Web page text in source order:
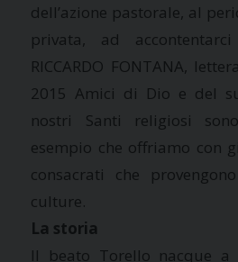
dell’azione pastorale, al
privata, ad
RICCARDO FONTANA,
2015 Amici di Dio e del
nostri Santi religiosi
esempio che offriamo con
consacrati che
culture.
La storia
Il beato Torello nacque